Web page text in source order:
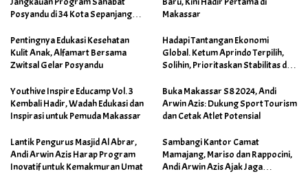
Posyandu di 34 Kota Sepanjang
Makassar
Pentingnya Edukasi Kesehatan
Kulit Anak, Alfamart Bersama
Zwitsal Gelar Posyandu
Hadapi Tantangan Ekonomi
Global. Ketum Aprindo Terpilih,
Solihin, Prioritaskan Stabilitas dan
Youthive Inspire Educamp Vol. 3
Kembali Hadir, Wadah Edukasi dan
Inspirasi untuk Pemuda Makassar
Buka Makassar S8 2024, Andi
Arwin Azis: Dukung Sport Tourism
dan Cetak Atlet Potensial
Lantik Pengurus Masjid Al Abrar,
Andi Arwin Azis Harap Program
Inovatif untuk Kemakmuran Umat
Sambangi Kantor Camat
Mamajang, Mariso dan Rappocini,
Andi Arwin Azis Ajak Jaga